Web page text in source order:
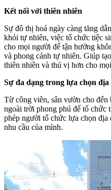
Kết nối với thiên nhiên
Sự đô thị hoá ngày càng tăng
khỏi tự nhiên, việc tổ chức tiệc
cho mọi người để tận hưởng
và phong cảnh tự nhiên. Giúp
thiên nhiên và thú vị hơn cho
Sự đa dạng trong lựa chọn địa
Từ công viên, sân vườn cho
ngoài trời phong phú để tổ chức
phép người tổ chức lựa chọn
nhu cầu của mình.